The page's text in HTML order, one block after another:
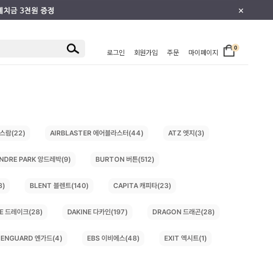
×
키즈/주니어 로그인 회원가입 주문 마이페이지
0
람(22) AIRBLASTER 에어블라스터(44) ATZ 엣지(3)
PARK 앙드레박(9) BURTON 버튼(512)
BLENT 블렌트(140) CAPITA 캐피타(23)
드레이크(28) DAKINE 다카인(197) DRAGON 드래곤(28)
ENGUARD 엔가드(4) EBS 이비에스(48) EXIT 엑시트(1)